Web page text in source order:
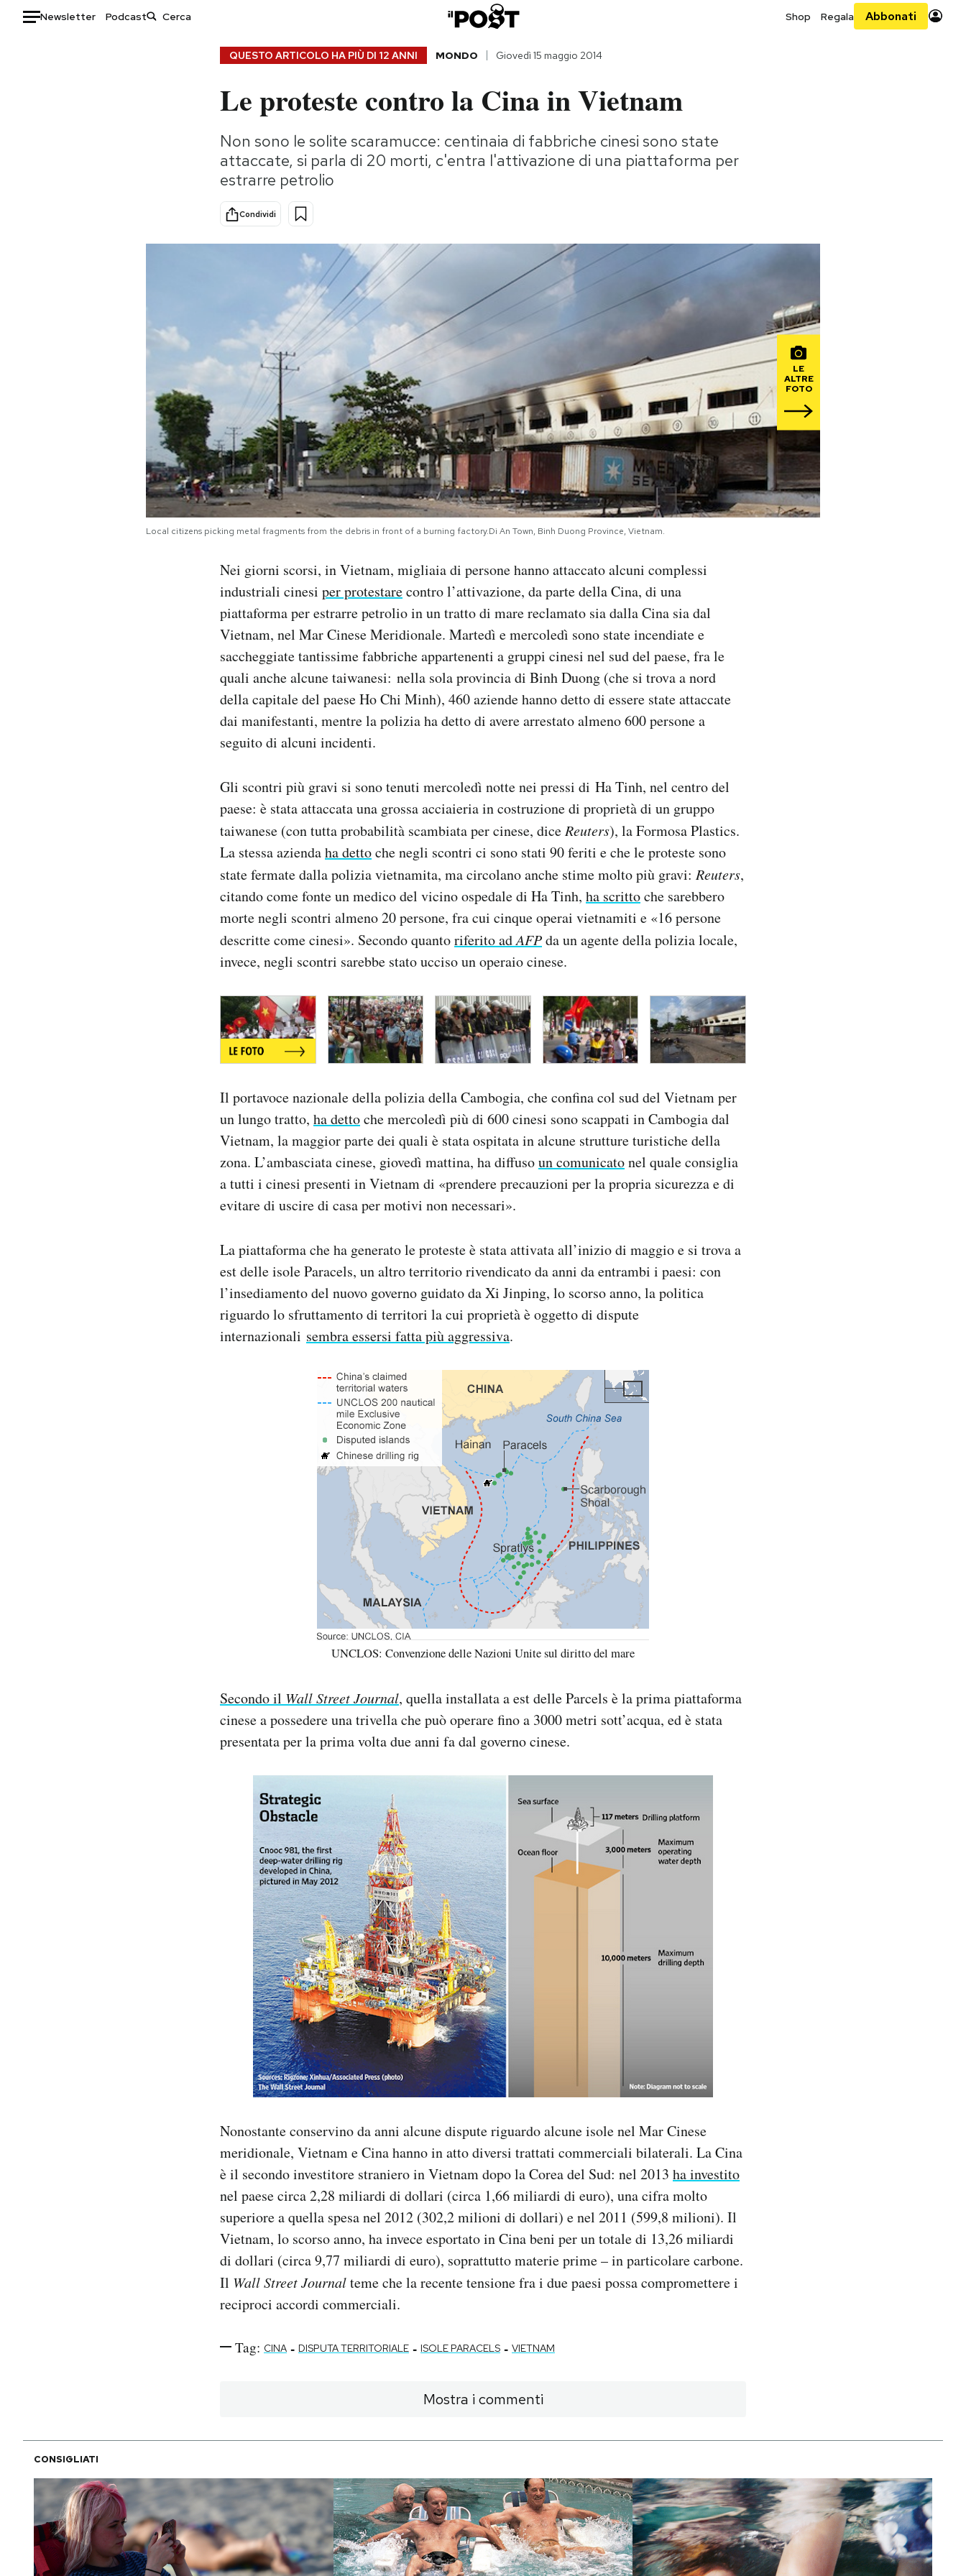
Newsletter Podcast Shop Regala Abbonati
Consumismi
Storie/Idee
Ok Boomer!
Europa
QUESTO ARTICOLO HA PIÙ DI 12 ANNI MONDO Giovedì 15 maggio 2014
Le proteste contro la Cina in Vietnam
Non sono le solite scaramucce: centinaia di fabbriche cinesi sono state
attaccate, si parla di 20 morti, c'entra l'attivazione di una piattaforma per
estrarre petrolio
Condividi
LE
ALTRE
FOTO
Local citizens picking metal fragments from the debris in front of a burning factory.Di An Town, Binh Duong Province, Vietnam.
Nei giorni scorsi, in Vietnam, migliaia di persone hanno attaccato alcuni complessi
industriali cinesi per protestarecontro l’attivazione, da parte della Cina, di una
piattaforma per estrarre petrolio in un tratto di mare reclamato sia dalla Cina sia dal
Vietnam, nel Mar Cinese Meridionale. Martedì e mercoledì sono state incendiate e
saccheggiate tantissime fabbriche appartenenti a gruppi cinesi nel sud del paese, fra le
quali anche alcune taiwanesi: nella sola provincia di Binh Duong (che si trova a nord
della capitale del paese Ho Chi Minh), 460 aziende hanno detto di essere state attaccate
dai manifestanti, mentre la polizia ha detto di avere arrestato almeno 600 persone a
seguito di alcuni incidenti.
Gli scontri più gravi si sono tenuti mercoledì notte nei pressi di Ha Tinh, nel centro del
paese: è stata attaccata una grossa acciaieria in costruzione di proprietà di un gruppo
taiwanese (con tutta probabilità scambiata per cinese, diceReuters), la Formosa Plastics.
La stessa aziendaha dettoche negli scontri ci sono stati 90 feriti e che le proteste sono
state fermate dalla polizia vietnamita, ma circolano anche stime molto più gravi: Reuters,
citando come fonte un medico del vicino ospedale di Ha Tinh, ha scrittoche sarebbero
morte negli scontri almeno 20 persone, fra cui cinque operai vietnamiti e «16 persone
descritte come cinesi». Secondo quantoriferito adAFPda un agente della polizia locale,
invece, negli scontri sarebbe stato ucciso un operaio cinese.
Il portavoce nazionale della polizia della Cambogia, che confina col sud del Vietnam per
un lungo tratto, ha dettoche mercoledì più di 600 cinesi sono scappati in Cambogia dal
Vietnam, la maggior parte dei quali è stata ospitata in alcune strutture turistiche della
zona. L’ambasciata cinese, giovedì mattina, ha diffusoun comunicatonel quale consiglia
a tutti i cinesi presenti in Vietnam di «prendere precauzioni per la propria sicurezza e di
evitare di uscire di casa per motivi non necessari».
La piattaforma che ha generato le proteste è stata attivata all’inizio di maggio e si trova a
est delle isole Paracels, un altro territorio rivendicato da anni da entrambi i paesi: con
l’insediamento del nuovo governo guidato da Xi Jinping, lo scorso anno, la politica
riguardo lo sfruttamento di territori la cui proprietà è oggetto di dispute
internazionali sembra essersi fatta più aggressiva.
UNCLOS: Convenzione delle Nazioni Unite sul diritto del mare
Secondo il Wall Street Journal, quella installata a est delle Parcels è la prima piattaforma
cinese a possedere una trivella che può operare fino a 3000 metri sott’acqua, ed è stata
presentata per la prima volta due anni fa dal governo cinese.
Nonostante conservino da anni alcune dispute riguardo alcune isole nel Mar Cinese
meridionale, Vietnam e Cina hanno in atto diversi trattati commerciali bilaterali. La Cina
è il secondo investitore straniero in Vietnam dopo la Corea del Sud: nel 2013 ha investito
nel paese circa 2,28 miliardi di dollari (circa 1,66 miliardi di euro), una cifra molto
superiore a quella spesa nel 2012 (302,2 milioni di dollari) e nel 2011 (599,8 milioni). Il
Vietnam, lo scorso anno, ha invece esportato in Cina beni per un totale di 13,26 miliardi
di dollari (circa 9,77 miliardi di euro), soprattutto materie prime – in particolare carbone.
Il Wall Street Journalteme che la recente tensione fra i due paesi possa compromettere i
reciproci accordi commerciali.
Tag: CINA - DISPUTA TERRITORIALE - ISOLE PARACELS - VIETNAM
Mostra i commenti
CONSIGLIATI